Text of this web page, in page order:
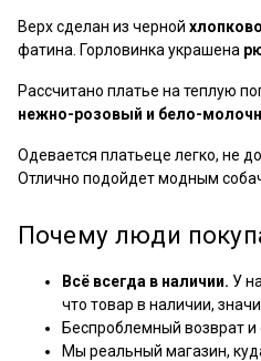
Верх сделан из черной
фатина. Горловинка украшена
Рассчитано платье на теплую
нежно-розовый и бело-
Одевается платьеце легко, не
Отлично подойдет модным
Почему люди
Всё всегда в наличии. У
что товар в наличии,
Беспроблемный возврат
Мы реальный магазин,